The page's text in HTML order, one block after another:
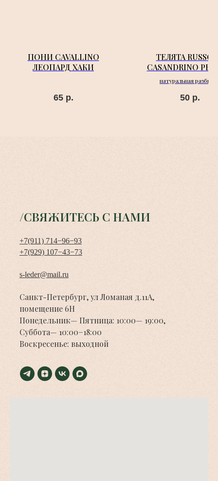
ПОНИ CAVALLINO
ЛЕОПАРД ХАКИ
65 р.
ТЕЛЯТА RUSSO
CASANDRINO
натуральная
50 р.
/СВЯЖИТЕСЬ С НАМИ
+7(911) 714−96−93
+7(929) 107−43−73
s-leder@mail.ru
Санкт-Петербург, ул Ломаная д.11А,
помещение 6Н
Понедельник— Пятница: 10:00— 19:00,
Суббота— 10:00−18:00
Воскресенье: выходной